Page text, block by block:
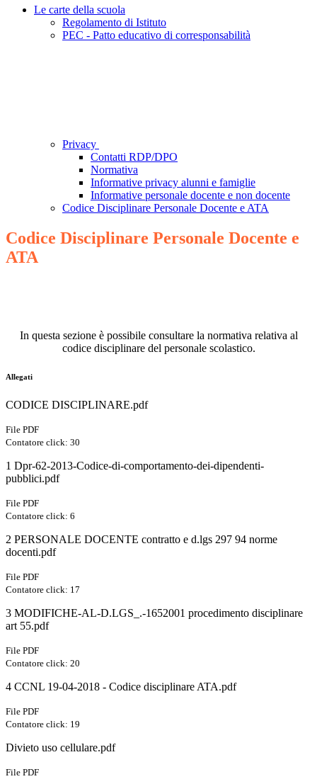
Le carte della scuola
Regolamento di Istituto
PEC - Patto educativo di corresponsabilità
Privacy
Contatti RDP/DPO
Normativa
Informative privacy alunni e famiglie
Informative personale docente e non docente
Codice Disciplinare Personale Docente e ATA
Codice Disciplinare Personale Docente e
ATA
In questa sezione è possibile consultare la normativa relativa al
codice disciplinare del personale scolastico.
Allegati
CODICE DISCIPLINARE.pdf
File PDF
Contatore click: 30
1 Dpr-62-2013-Codice-di-comportamento-dei-dipendenti-
pubblici.pdf
File PDF
Contatore click: 6
2 PERSONALE DOCENTE contratto e d.lgs 297 94 norme
docenti.pdf
File PDF
Contatore click: 17
3 MODIFICHE-AL-D.LGS_.-1652001 procedimento disciplinare
art 55.pdf
File PDF
Contatore click: 20
4 CCNL 19-04-2018 - Codice disciplinare ATA.pdf
File PDF
Contatore click: 19
Divieto uso cellulare.pdf
File PDF